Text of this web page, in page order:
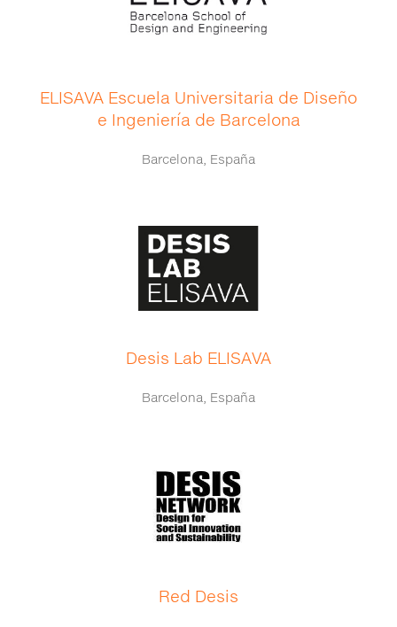
ELISAVA Escuela Universitaria de Diseño
e Ingeniería de Barcelona
Barcelona, España
Desis Lab ELISAVA
Barcelona, España
Red Desis